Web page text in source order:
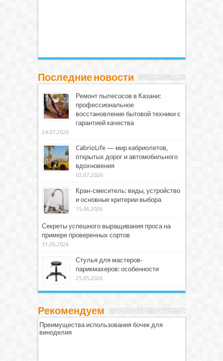
Последние новости
Ремонт пылесосов в Казани:
профессиональное
восстановление бытовой техники с
гарантией качества
24.07.2026
CabrioLife — мир кабриолетов,
открытых дорог и автомобильного
вдохновения
03.07.2026
Кран-смеситель: виды, устройство
и основные критерии выбора
15.06.2026
Секреты успешного выращивания проса на
примере проверенных сортов
31.05.2026
Стулья для мастеров-
парикмахеров: особенности
25.05.2026
Рекомендуем
Преимущества использования бочек для
виноделия